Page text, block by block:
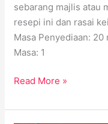
sebarang majlis atau
resepi ini dan rasai
Masa Penyediaan: 20
Masa: 1
Read More »